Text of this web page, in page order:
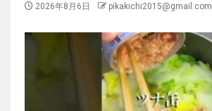
2026年8月6日 pikakichi2015@gmail.com